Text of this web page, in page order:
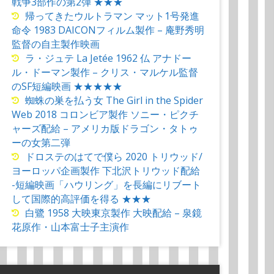
帰ってきたウルトラマン マット1号発進
命令 1983 DAICONフィルム製作 – 庵野秀明
監督の自主製作映画
ラ・ジュテ La Jetée 1962 仏 アナドー
ル・ドーマン製作 – クリス・マルケル監督
のSF短編映画 ★★★★★
蜘蛛の巣を払う女 The Girl in the Spider
Web 2018 コロンビア製作 ソニー・ピクチ
ャーズ配給 – アメリカ版ドラゴン・タトゥ
ーの女第二弾
ドロステのはてで僕ら 2020 トリウッド/
ヨーロッパ企画製作 下北沢トリウッド配給
-短編映画「ハウリング」を長編にリブート
して国際的高評価を得る ★★★
白鷺 1958 大映東京製作 大映配給 – 泉鏡
花原作・山本富士子主演作